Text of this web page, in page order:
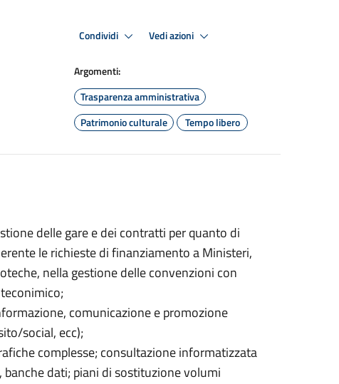
Condividi Vedi azioni
Argomenti:
Trasparenza amministrativa
Patrimonio culturale
Tempo libero
delle gare e dei contratti per quanto di
le richieste di finanziamento a Ministeri,
nella gestione delle convenzioni con
comunicazione e promozione
social, ecc);
complesse; consultazione informatizzata
dati; piani di sostituzione volumi